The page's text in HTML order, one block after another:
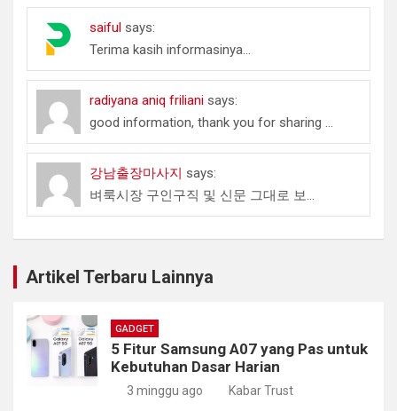
saiful says:
Terima kasih informasinya...
radiyana aniq friliani says:
good information, thank you for sharing ...
강남출장마사지 says:
벼룩시장 구인구직 및 신문 그대로 보...
Artikel Terbaru Lainnya
GADGET
5 Fitur Samsung A07 yang Pas untuk
Kebutuhan Dasar Harian
3 minggu ago Kabar Trust